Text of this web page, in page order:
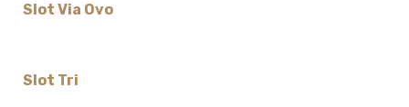
Slot Via Ovo
Slot Tri